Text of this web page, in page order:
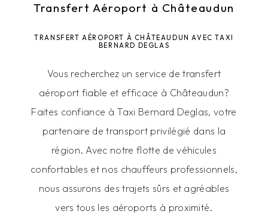
Transfert Aéroport à Châteaudun
TRANSFERT AÉROPORT À CHÂTEAUDUN AVEC TAXI
BERNARD DEGLAS
Vous recherchez un service de transfert
aéroport fiable et efficace à Châteaudun?
Faites confiance à Taxi Bernard Deglas, votre
partenaire de transport privilégié dans la
région. Avec notre flotte de véhicules
confortables et nos chauffeurs professionnels,
nous assurons des trajets sûrs et agréables
vers tous les aéroports à proximité.